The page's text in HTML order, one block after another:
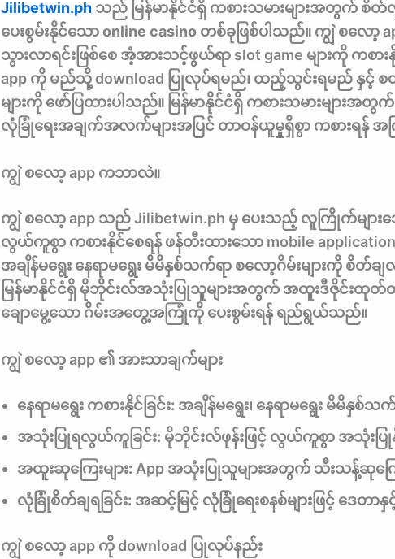
Jilibetwin.ph သည် မြန်မာနိုင်ငံရှိ ကစားသမားများအတွက် စိ
ပေးစွမ်းနိုင်သော online casino တစ်ခုဖြစ်ပါသည်။ ကျွဲ စလော့
သွားလာရင်းဖြစ်စေ အံ့အားသင့်ဖွယ်ရာ slot game များကို ကစ
app ကို မည်သို့ download ပြုလုပ်ရမည်၊ ထည့်သွင်းရမည် နှင့်
များကို ဖော်ပြထားပါသည်။ မြန်မာနိုင်ငံရှိ ကစားသမားများအ
လုံခြုံရေးအချက်အလက်များအပြင် တာဝန်ယူမှုရှိစွာ ကစားရန်
ကျွဲ စလော့ app ကဘာလဲ။
ကျွဲ စလော့ app သည် Jilibetwin.ph မှ ပေးသည့် လူကြိုက်များသေ
လွယ်ကူစွာ ကစားနိုင်စေရန် ဖန်တီးထားသော mobile
အချိန်မရွေး နေရာမရွေး မိမိနှစ်သက်ရာ စလော့ဂိမ်းများကို စိ
မြန်မာနိုင်ငံရှိ မိုဘိုင်းလ်အသုံးပြုသူများအတွက် အထူးဒီဇိုင်းထုတ်
ချောမွေ့သော ဂိမ်းအတွေ့အကြုံကို ပေးစွမ်းရန် ရည်ရွယ်သည်။
ကျွဲ စလော့ app ၏ အားသာချက်များ
နေရာမရွေး ကစားနိုင်ခြင်း: အချိန်မရွေး၊ နေရာမရွေး မိမိနှစ်သ
အသုံးပြုရလွယ်ကူခြင်း: မိုဘိုင်းလ်ဖုန်းဖြင့် လွယ်ကူစွာ အသုံးပြု
အထူးဆုကြေးများ: App အသုံးပြုသူများအတွက် သီးသန့်ဆုကြေးမ
လုံခြုံစိတ်ချရခြင်း: အဆင့်မြင့် လုံခြုံရေးစနစ်များဖြင့် ဒေတ
ကျွဲ စလော့ app ကို download ပြုလုပ်နည်း